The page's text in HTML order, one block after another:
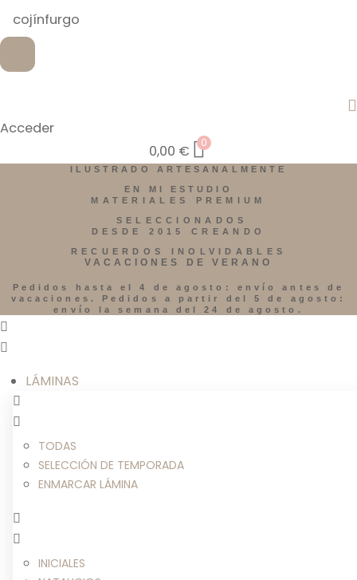
Acceder
0,00 € 0
ILUSTRADO ARTESANALMENTE
EN MI ESTUDIO
MATERIALES PREMIUM
SELECCIONADOS
DESDE 2015 CREANDO
RECUERDOS INOLVIDABLES
VACACIONES DE VERANO
Pedidos hasta el 4 de agosto: envío antes de
vacaciones. Pedidos a partir del 5 de agosto:
envío la semana del 24 de agosto.
LÁMINAS
TODAS
SELECCIÓN DE TEMPORADA
ENMARCAR LÁMINA
INICIALES